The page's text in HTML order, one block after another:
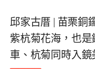
邱家古厝 | 苗栗銅
紫杭菊花海，也
車、杭菊同時入鏡